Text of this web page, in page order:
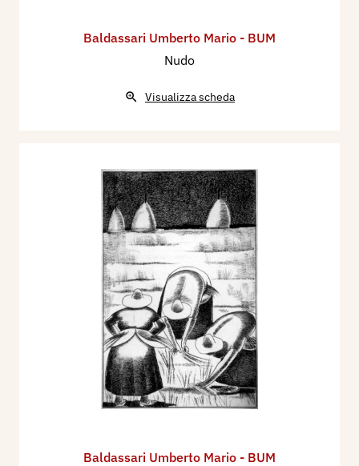
Baldassari Umberto Mario - BUM
Nudo
Visualizza scheda
Baldassari Umberto Mario - BUM